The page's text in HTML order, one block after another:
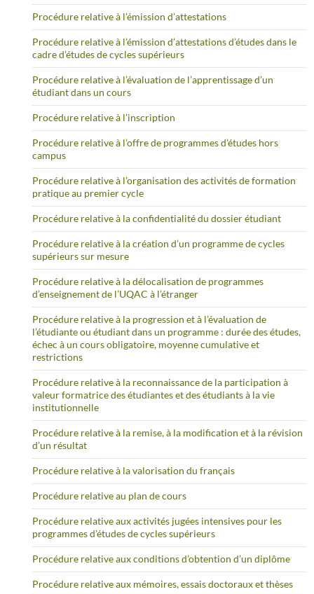
Procédure relative à l’émission d’attestations
Procédure relative à l’émission d’attestations d’études dans le
cadre d’études de cycles supérieurs
Procédure relative à l’évaluation de l’apprentissage d’un
étudiant dans un cours
Procédure relative à l’inscription
Procédure relative à l’offre de programmes d’études hors
campus
Procédure relative à l’organisation des activités de formation
pratique au premier cycle
Procédure relative à la confidentialité du dossier étudiant
Procédure relative à la création d’un programme de cycles
supérieurs sur mesure
Procédure relative à la délocalisation de programmes
d’enseignement de l’UQAC à l’étranger
Procédure relative à la progression et à l’évaluation de
l’étudiante ou étudiant dans un programme : durée des études,
échec à un cours obligatoire, moyenne cumulative et
restrictions
Procédure relative à la reconnaissance de la participation à
valeur formatrice des étudiantes et des étudiants à la vie
institutionnelle
Procédure relative à la remise, à la modification et à la révision
d’un résultat
Procédure relative à la valorisation du français
Procédure relative au plan de cours
Procédure relative aux activités jugées intensives pour les
programmes d’études de cycles supérieurs
Procédure relative aux conditions d’obtention d’un diplôme
Procédure relative aux mémoires, essais doctoraux et thèses